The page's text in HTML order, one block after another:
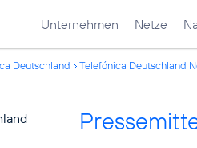
Unternehmen Netze
Deutschland Telefónica Deutschland